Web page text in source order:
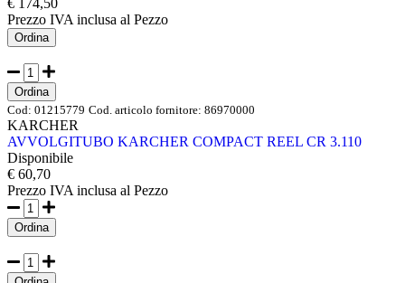
Prezzo IVA inclusa al Pezzo
Ordina
Ordina
Cod: 01215779 Cod. articolo fornitore: 86970000
KARCHER
AVVOLGITUBO KARCHER COMPACT REEL CR 3.110
Disponibile
€ 60,70
Prezzo IVA inclusa al Pezzo
Ordina